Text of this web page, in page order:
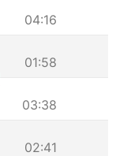
04:16
01:58
03:38
02:41